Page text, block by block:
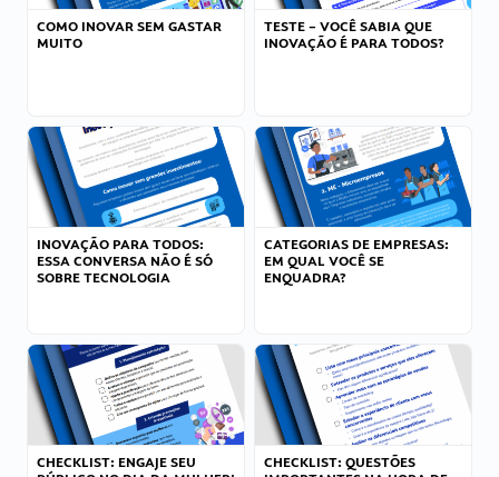
COMO INOVAR SEM GASTAR
MUITO
TESTE – VOCÊ SABIA QUE
INOVAÇÃO É PARA TODOS?
INOVAÇÃO PARA TODOS:
ESSA CONVERSA NÃO É SÓ
SOBRE TECNOLOGIA
CATEGORIAS DE EMPRESAS:
EM QUAL VOCÊ SE
ENQUADRA?
CHECKLIST: ENGAJE SEU
CHECKLIST: QUESTÕES